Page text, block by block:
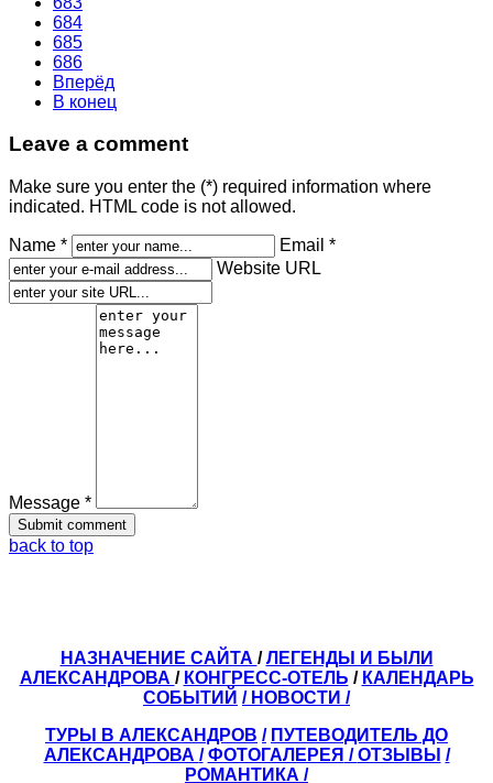
684
685
686
Вперёд
В конец
Leave a comment
Make sure you enter the (*) required information where
indicated. HTML code is not allowed.
Name *
Email *
Website URL
Message *
back to top
НАЗНАЧЕНИЕ САЙТА /ЛЕГЕНДЫ И БЫЛИ
АЛЕКСАНДРОВА / КОНГРЕСС-ОТЕЛЬ / КАЛЕНДАРЬ
СОБЫТИЙ / НОВОСТИ /
ТУРЫ В АЛЕКСАНДРОВ / ПУТЕВОДИТЕЛЬ ДО
АЛЕКСАНДРОВА / ФОТОГАЛЕРЕЯ /ОТЗЫВЫ /
РОМАНТИКА /